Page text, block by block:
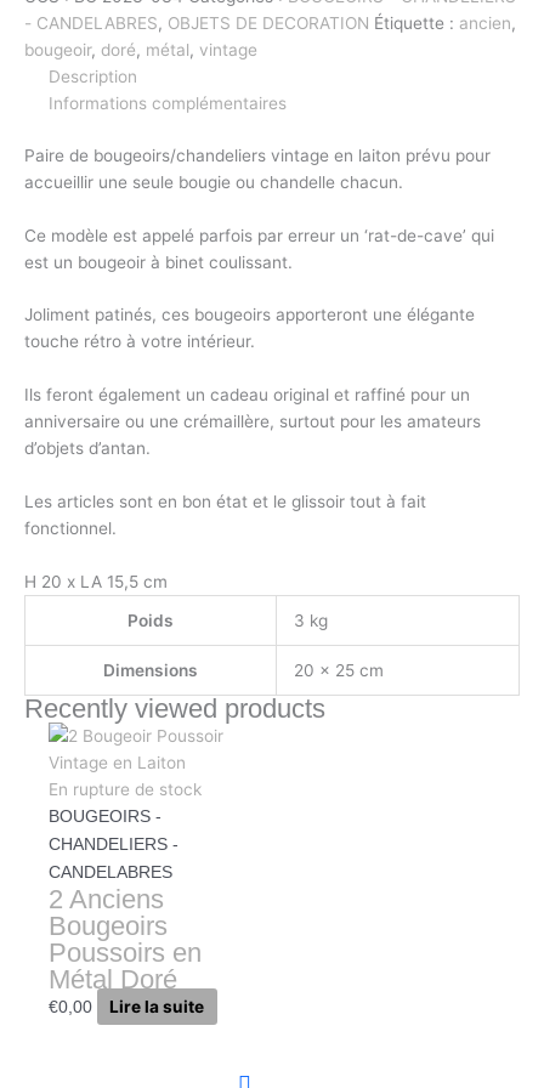
- CANDELABRES, OBJETS DE DECORATION Étiquette : ancien,
bougeoir, doré, métal, vintage
Description
Informations complémentaires
Paire de bougeoirs/chandeliers vintage en laiton prévu pour
accueillir une seule bougie ou chandelle chacun.
Ce modèle est appelé parfois par erreur un ‘rat-de-cave’ qui
est un bougeoir à binet coulissant.
Joliment patinés, ces bougeoirs apporteront une élégante
touche rétro à votre intérieur.
Ils feront également un cadeau original et raffiné pour un
anniversaire ou une crémaillère, surtout pour les amateurs
d’objets d’antan.
Les articles sont en bon état et le glissoir tout à fait
fonctionnel.
H 20 x LA 15,5 cm
Poids
3 kg
Dimensions 20 × 25 cm
Recently viewed products
En rupture de stock
BOUGEOIRS -
CHANDELIERS -
CANDELABRES
2 Anciens
Bougeoirs
Poussoirs en
Métal Doré
€0,00 Lire la suite